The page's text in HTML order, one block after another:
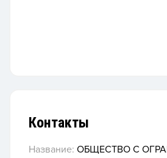
Контакты
Название: ОБЩЕСТВО С